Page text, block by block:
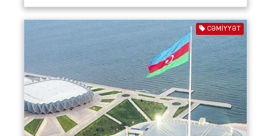
CƏMIYYƏT